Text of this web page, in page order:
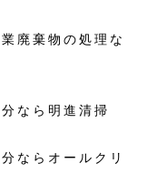
廃棄物の処理な
なら明進清掃
ならオールクリ